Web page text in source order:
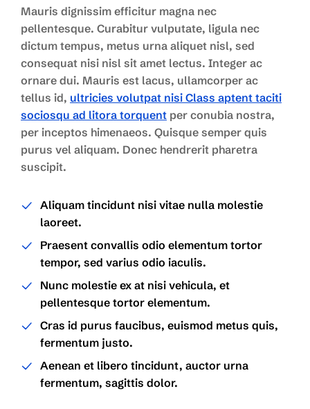
Mauris dignissim efficitur magna nec
pellentesque. Curabitur vulputate, ligula nec
dictum tempus, metus urna aliquet nisl, sed
consequat nisi nisl sit amet lectus. Integer ac
ornare dui. Mauris est lacus, ullamcorper ac
tellus id, ultricies volutpat nisi Class aptent taciti
sociosqu ad litora torquent per conubia nostra,
per inceptos himenaeos. Quisque semper quis
purus vel aliquam. Donec hendrerit pharetra
suscipit.
Aliquam tincidunt nisi vitae nulla molestie
laoreet.
Praesent convallis odio elementum tortor
tempor, sed varius odio iaculis.
Nunc molestie ex at nisi vehicula, et
pellentesque tortor elementum.
Cras id purus faucibus, euismod metus quis,
fermentum justo.
Aenean et libero tincidunt, auctor urna
fermentum, sagittis dolor.